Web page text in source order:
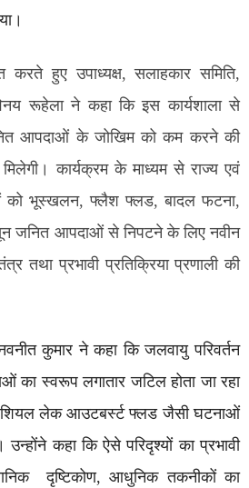
हुए उपाध्यक्ष, सलाहकार समिति,
रूहेला ने कहा कि इस कार्यशाला से
आपदाओं के जोखिम को कम करने की
मिलेगी। कार्यक्रम के माध्यम से राज्य एवं
को भूस्खलन, फ्लैश फ्लड, बादल फटना,
जनित आपदाओं से निपटने के लिए नवीन
तथा प्रभावी प्रतिक्रिया प्रणाली की
कुमार ने कहा कि जलवायु परिवर्तन
का स्वरूप लगातार जटिल होता जा रहा
लेक आउटबर्स्ट फ्लड जैसी घटनाओं
कहा कि ऐसे परिदृश्यों का प्रभावी
दृष्टिकोण, आधुनिक तकनीकों का